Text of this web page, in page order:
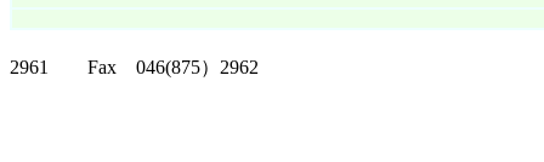
2961 Fax 046(875）2962